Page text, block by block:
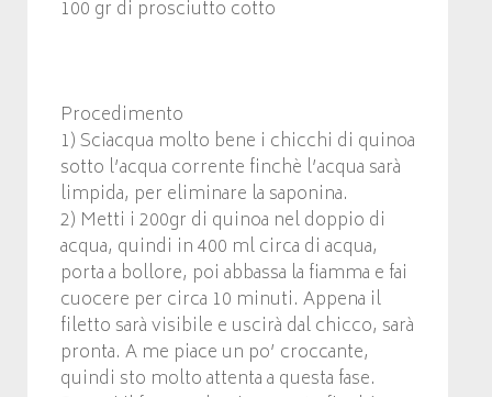
100 gr di prosciutto cotto
Procedimento
1) Sciacqua molto bene i chicchi di quinoa
sotto l’acqua corrente finchè l’acqua sarà
limpida, per eliminare la saponina.
2) Metti i 200gr di quinoa nel doppio di
acqua, quindi in 400 ml circa di acqua,
porta a bollore, poi abbassa la fiamma e fai
cuocere per circa 10 minuti. Appena il
filetto sarà visibile e uscirà dal chicco, sarà
pronta. A me piace un po’ croccante,
quindi sto molto attenta a questa fase.